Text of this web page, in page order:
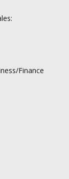
Finance